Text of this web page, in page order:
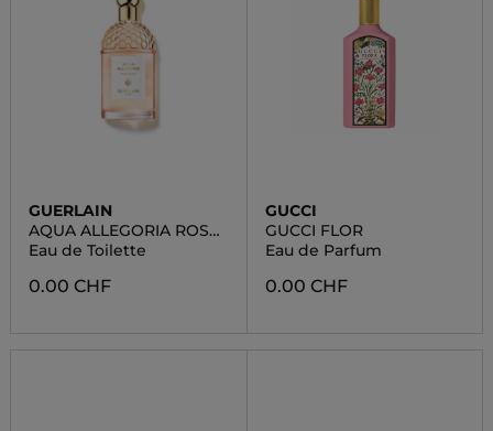
GUERLAIN
AQUA ALLEGORIA ROSA
ROSSA
Eau de Toilette
0.00 CHF
GUCCI
GUCCI FLOR
Eau de Parfum
0.00 CHF